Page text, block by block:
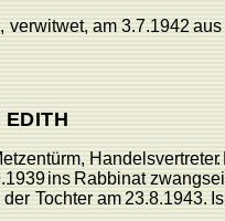
verwitwet, am 3.7.1942aus
EDITH
Handelsvertreter.
ins Rabbinat
der Tochter am23.8.1943.